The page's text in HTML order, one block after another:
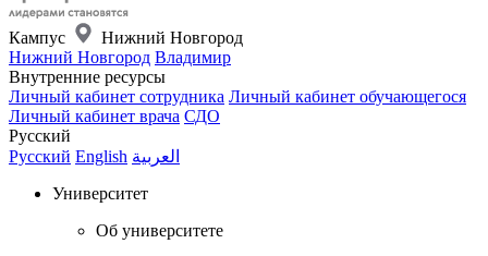
Кампус
Нижний Новгород
Нижний Новгород Владимир
Внутренние ресурсы
Личный кабинет сотрудника Личный кабинет обучающегося
Личный кабинет врача СДО
Русский
Русский English العربية
Университет
Об университете